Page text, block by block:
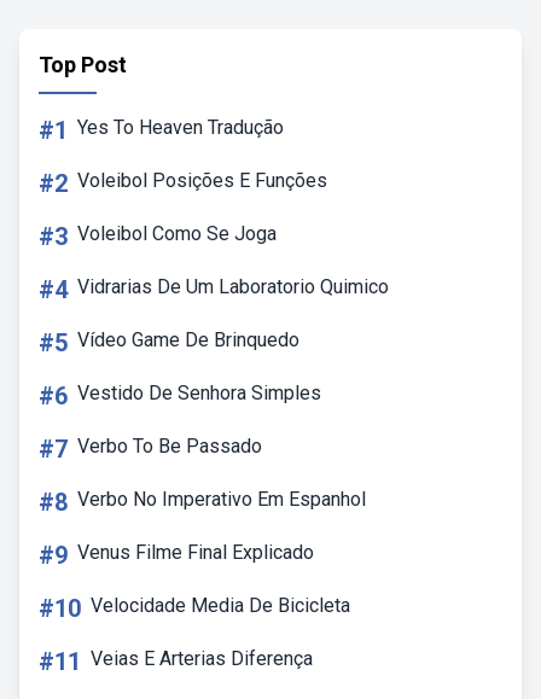
Top Post
#1 Yes To Heaven Tradução
#2 Voleibol Posições E Funções
#3 Voleibol Como Se Joga
#4 Vidrarias De Um Laboratorio Quimico
#5 Vídeo Game De Brinquedo
#6 Vestido De Senhora Simples
#7 Verbo To Be Passado
#8 Verbo No Imperativo Em Espanhol
#9 Venus Filme Final Explicado
#10 Velocidade Media De Bicicleta
#11 Veias E Arterias Diferença